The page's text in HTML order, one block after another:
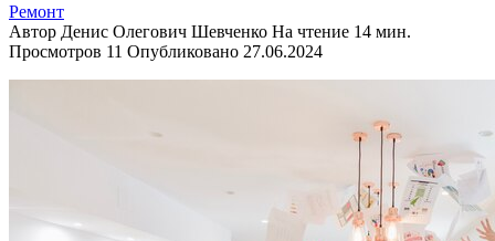
Ремонт
Автор Денис Олегович Шевченко На чтение 14 мин.
Просмотров 11 Опубликовано 27.06.2024